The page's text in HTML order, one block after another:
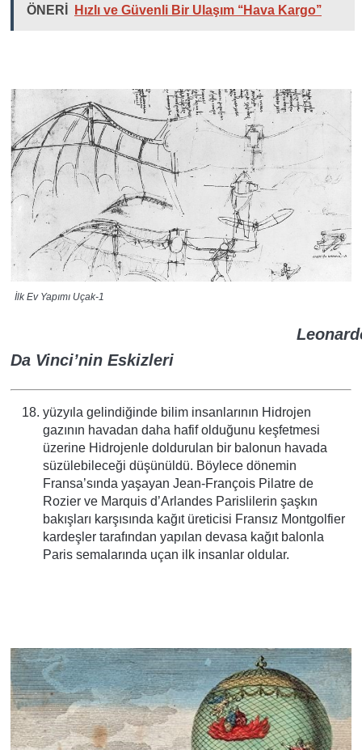
ÖNERİ Hızlı ve Güvenli Bir Ulaşım ‘‘Hava Kargo’’
İlk Ev Yapımı Uçak-1
Da Vinci’nin Eskizleri
yüzyıla gelindiğinde bilim insanlarının Hidrojen
gazının havadan daha hafif olduğunu keşfetmesi
üzerine Hidrojenle doldurulan bir balonun havada
süzülebileceği düşünüldü. Böylece dönemin
Fransa’sında yaşayan Jean-François Pilatre de
Rozier ve Marquis d’Arlandes Parislilerin şaşkın
bakışları karşısında kağıt üreticisi Fransız Montgolfier
kardeşler tarafından yapılan devasa kağıt balonla
Paris semalarında uçan ilk insanlar oldular.